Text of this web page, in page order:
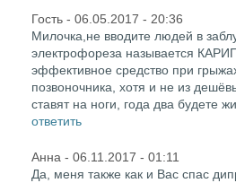
Гость - 06.05.2017 - 20:36
Милочка,не вводите людей в
электрофореза называется
эффективное средство при
позвоночника, хотя и не из
ставят на ноги, года два будете
ответить
Анна - 06.11.2017 - 01:11
Да, меня также как и Вас спас